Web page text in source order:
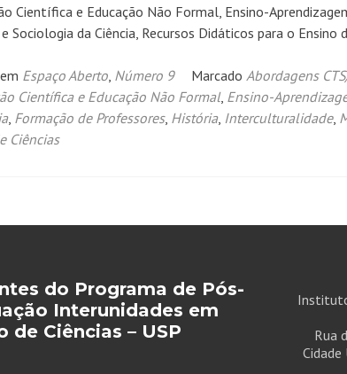
Científica e Educação Não Formal, Ensino-
Sociologia da Ciência, Recursos Didáticos para o Ensino
Espaço Aberto, Número 9 Marcado Abordagens
Científica e Educação Não Formal, Ensino-
, Formação de Professores, História, Interculturalidade,
Ciências
do Programa de Pós-
Interunidades em
de Ciências – USP
Rua